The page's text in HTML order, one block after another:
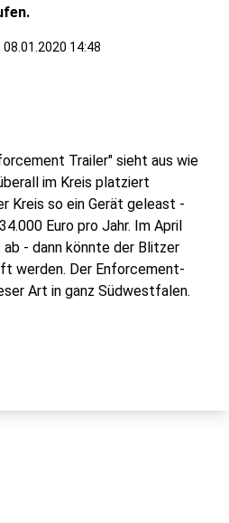
14:48
Trailer" sieht aus wie
im Kreis platziert
Kreis so ein Gerät geleast -
Euro pro Jahr. Im April
- dann könnte der Blitzer
werden. Der Enforcement-
Art in ganz Südwestfalen.